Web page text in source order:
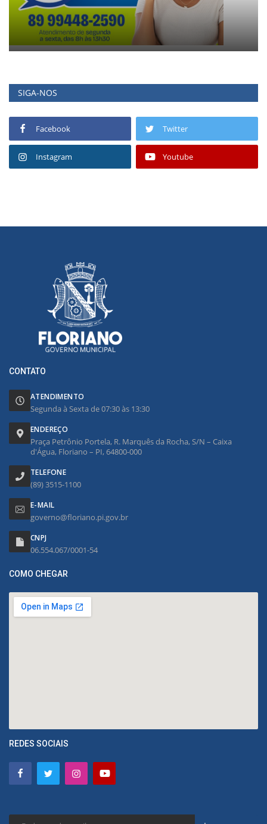
SIGA-NOS
Facebook Twitter
Instagram Youtube
CONTATO
ATENDIMENTO
Segunda à Sexta de 07:30 às 13:30
ENDEREÇO
Praça Petrônio Portela, R. Marquês da Rocha, S/N – Caixa
d'Água, Floriano – PI, 64800-000
TELEFONE
(89) 3515-1100
E-MAIL
governo@floriano.pi.gov.br
CNPJ
06.554.067/0001-54
COMO CHEGAR
REDES SOCIAIS